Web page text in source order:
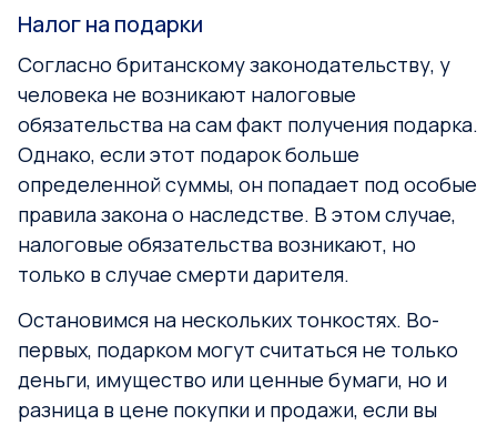
Налог на подарки
Согласно британскому законодательству, у
человека не возникают налоговые
обязательства на сам факт получения подарка.
Однако, если этот подарок больше
определенной суммы, он попадает под особые
правила закона о наследстве. В этом случае,
налоговые обязательства возникают, но
только в случае смерти дарителя.
Остановимся на нескольких тонкостях. Во-
первых, подарком могут считаться не только
деньги, имущество или ценные бумаги, но и
разница в цене покупки и продажи, если вы